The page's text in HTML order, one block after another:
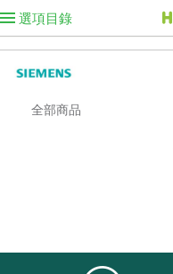
選項目錄
全部商品